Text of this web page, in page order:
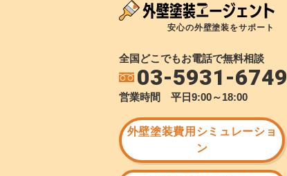
安心の外壁塗装をサポート
全国どこでもお電話で無料相談
03-5931-6749
営業時間 平日9:00～18:00
外壁塗装費用シミュレーショ
ン